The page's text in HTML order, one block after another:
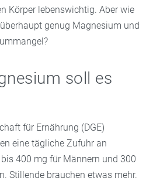
Körper lebenswichtig. Aber wie
genug Magnesium und
soll es
für Ernährung (DGE)
eine tägliche Zufuhr an
400 mg für Männern und 300
Stillende brauchen etwas mehr.